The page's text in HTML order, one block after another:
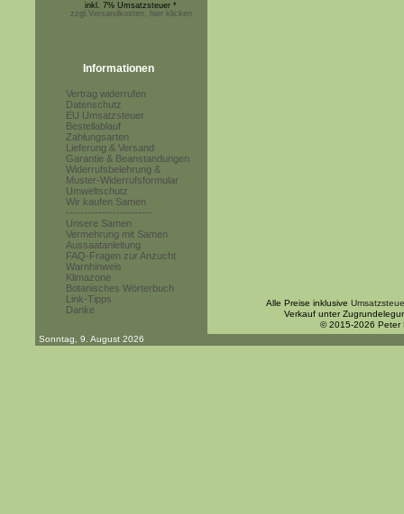
inkl. 7% Umsatzsteuer *
zzgl.Versandkosten, hier klicken
Informationen
Vertrag widerrufen
Datenschutz
EU Umsatzsteuer
Bestellablauf
Zahlungsarten
Lieferung & Versand
Garantie & Beanstandungen
Widerrufsbelehrung &
Muster-Widerrufsformular
Umweltschutz
Wir kaufen Samen
------------------------
Unsere Samen
Vermehrung mit Samen
Aussaatanleitung
FAQ-Fragen zur Anzucht
Warnhinweis
Klimazone
Botanisches Wörterbuch
Link-Tipps
Danke
Alle Preise inklusive
Verkauf unter
© 2015-2026 Peter
Sonntag, 9. August 2026